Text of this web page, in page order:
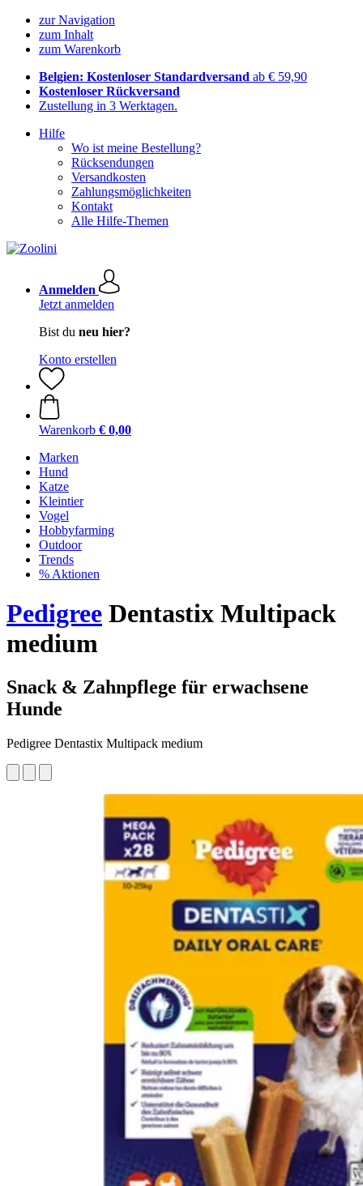
zur Navigation
zum Inhalt
zum Warenkorb
Belgien: Kostenloser Standardversand ab € 59,90
Kostenloser Rückversand
Zustellung in 3 Werktagen.
Hilfe
Wo ist meine Bestellung?
Rücksendungen
Versandkosten
Zahlungsmöglichkeiten
Kontakt
Alle Hilfe-Themen
Anmelden
Jetzt anmelden
Bist du neu hier?
Konto erstellen
Warenkorb € 0,00
Marken
Hund
Katze
Kleintier
Vogel
Hobbyfarming
Outdoor
Trends
% Aktionen
Pedigree Dentastix Multipack
medium
Snack & Zahnpflege für erwachsene
Hunde
Pedigree Dentastix Multipack medium